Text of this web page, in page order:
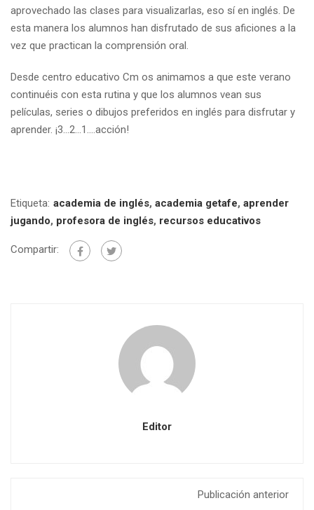
aprovechado las clases para visualizarlas, eso sí en inglés. De
esta manera los alumnos han disfrutado de sus aficiones a la
vez que practican la comprensión oral.
Desde centro educativo Cm os animamos a que este verano
continuéis con esta rutina y que los alumnos vean sus
películas, series o dibujos preferidos en inglés para disfrutar y
aprender. ¡3…2…1….acción!
Etiqueta: academia de inglés, academia getafe, aprender
jugando, profesora de inglés, recursos educativos
Compartir:
Editor
Publicación anterior